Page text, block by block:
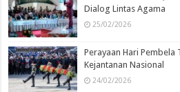
Dialog Lintas Agama
25/02/2026
Perayaan Hari Pembela
Kejantanan Nasional
24/02/2026